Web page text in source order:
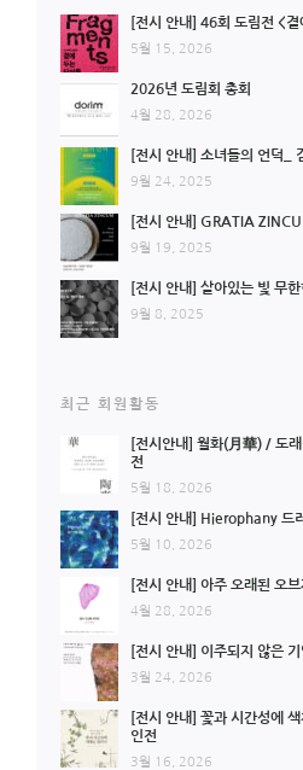
[전시 안내] 46회 도림전 <
5월 15, 2026
2026년 도림회 총회
4월 28, 2026
[전시 안내] 소녀들의 언덕_
9월 24, 2025
[전시 안내] GRATIA
9월 19, 2025
[전시 안내] 살아있는 빛 무
9월 8, 2025
최근 회원활동
[전시안내] 월화(月華) / 도
전
5월 18, 2026
[전시 안내] Hierophany 드
5월 10, 2026
[전시 안내] 아주 오래된 오
4월 28, 2026
[전시 안내] 이주되지 않은
3월 24, 2026
[전시 안내] 꽃과 시간성에
인전
3월 16, 2026